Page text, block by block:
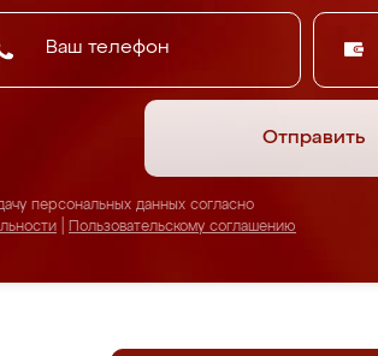
Отправить
персональных данных согласно
Пользовательскому соглашению